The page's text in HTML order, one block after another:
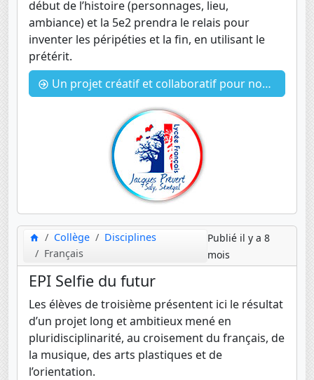
début de l’histoire (personnages, lieu,
ambiance) et la 5e2 prendra le relais pour
inventer les péripéties et la fin, en utilisant le
prétérit.
Un projet créatif et collaboratif pour nos deux classes de 5e !
Collège
Disciplines
Français
Publié il y a 8
mois
EPI Selfie du futur
Les élèves de troisième présentent ici le résultat
d’un projet long et ambitieux mené en
pluridisciplinarité, au croisement du français, de
la musique, des arts plastiques et de
l’orientation.